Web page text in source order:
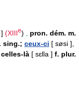
(XIIIe)
pron. dém. m.
sing.; ceux-ci [ søsi ],
celles-là [ sɛlla ] f. plur.